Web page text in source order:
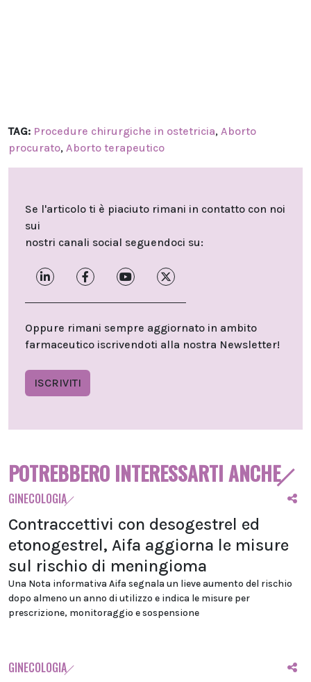
TAG: Procedure chirurgiche in ostetricia, Aborto
procurato, Aborto terapeutico
Se l'articolo ti è piaciuto rimani in contatto con noi
sui
nostri canali social seguendoci su:
Oppure rimani sempre aggiornato in ambito
farmaceutico iscrivendoti alla nostra Newsletter!
ISCRIVITI
POTREBBERO INTERESSARTI ANCHE
GINECOLOGIA
Contraccettivi con desogestrel ed
etonogestrel, Aifa aggiorna le misure
sul rischio di meningioma
Una Nota informativa Aifa segnala un lieve aumento del rischio
dopo almeno un anno di utilizzo e indica le misure per
prescrizione, monitoraggio e sospensione
GINECOLOGIA